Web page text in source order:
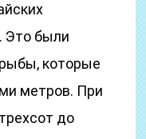
Это были
которые
метров. При
до